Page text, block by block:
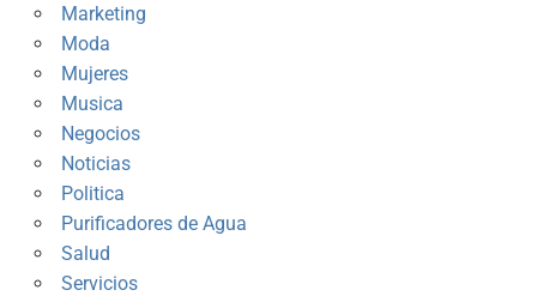
Marketing
Moda
Mujeres
Musica
Negocios
Noticias
Politica
Purificadores de Agua
Salud
Servicios